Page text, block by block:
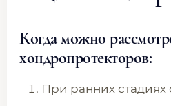
Когда можно
хондропротекторов:
При ранних стадиях